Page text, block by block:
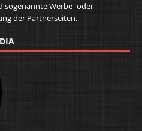
sogenannte Werbe- oder
der Partnerseiten.